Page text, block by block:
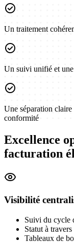
check_circle
Un traitement
check_circle
Un suivi unifié et une
check_circle
Une séparation
conformité
Excellence
facturation
Visibilité
Suivi du cycle
Statut à
Tableaux de